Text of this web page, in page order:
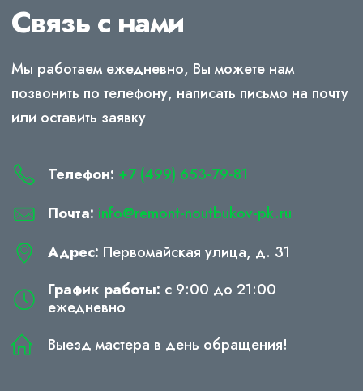
Связь с нами
Мы работаем ежедневно, Вы можете нам
позвонить по телефону, написать письмо на почту
или оставить заявку
Телефон: +7 (499) 653-79-81
Почта: info@remont-noutbukov-pk.ru
Адрес: Первомайская улица, д. 31
График работы: с 9:00 до 21:00
ежедневно
Выезд мастера в день обращения!